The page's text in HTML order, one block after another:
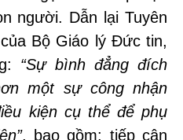
người. Dẫn lại Tuyên
Bộ Giáo lý Đức tin,
“Sự bình đẳng đích
một sự công nhận
kiện cụ thể để phụ
, bao gồm: tiếp cận